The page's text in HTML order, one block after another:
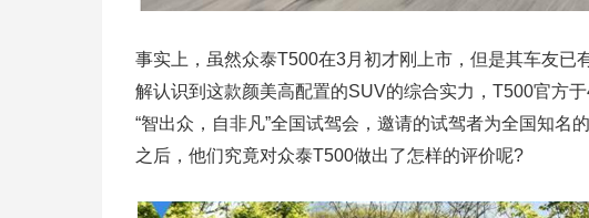
事实上，虽然众泰T500在3月初才刚上市，但是其车友已
解认识到这款颜美高配置的SUV的综合实力，T500官方
“智出众，自非凡”全国试驾会，邀请的试驾者为全国知
之后，他们究竟对众泰T500做出了怎样的评价呢?